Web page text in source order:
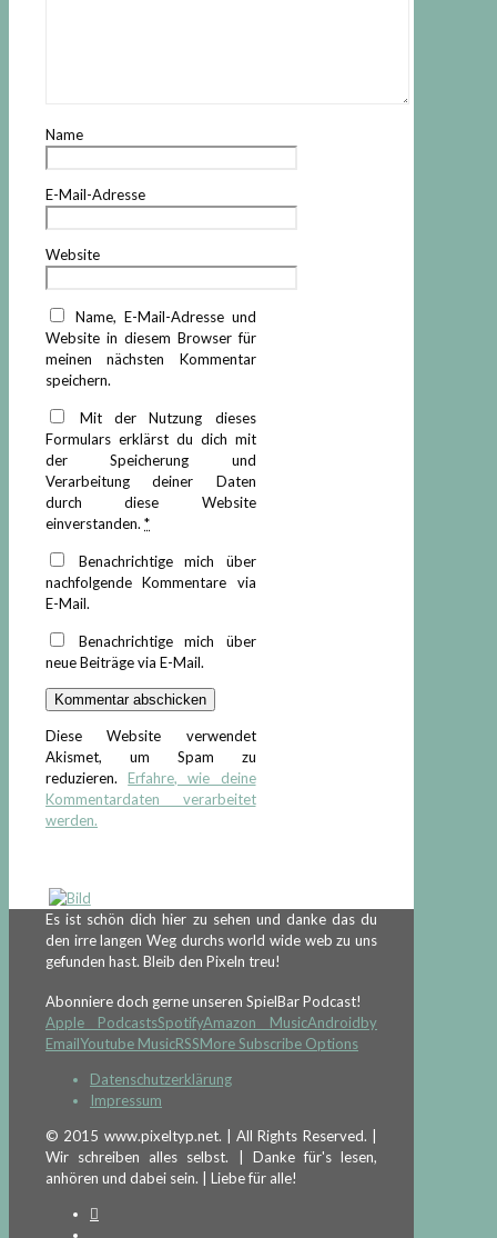
Name
E-Mail-Adresse
Website
Name, E-Mail-Adresse und
Website in diesem Browser für
meinen nächsten Kommentar
speichern.
Mit der Nutzung dieses
Formulars erklärst du dich mit
der Speicherung und
Verarbeitung deiner Daten
durch diese Website
einverstanden. *
Benachrichtige mich über
nachfolgende Kommentare via
E-Mail.
Benachrichtige mich über
neue Beiträge via E-Mail.
Diese Website verwendet
Akismet, um Spam zu
reduzieren. Erfahre, wie deine
Kommentardaten verarbeitet
werden.
Es ist schön dich hier zu sehen und danke das du
den irre langen Weg durchs world wide web zu uns
gefunden hast. Bleib den Pixeln treu!
Abonniere doch gerne unseren SpielBar Podcast!
Apple PodcastsSpotifyAmazon MusicAndroidby
EmailYoutube MusicRSSMore Subscribe Options
Datenschutzerklärung
Impressum
© 2015 www.pixeltyp.net. | All Rights Reserved. |
Wir schreiben alles selbst. | Danke für's lesen,
anhören und dabei sein. | Liebe für alle!